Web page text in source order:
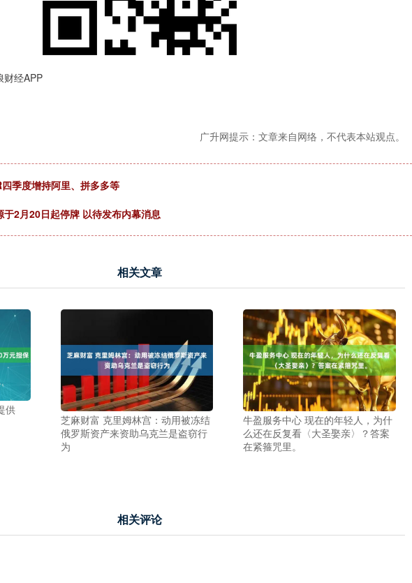
财经APP
广升网提示：文章来自网络，不代表本站观点。
季度增持阿里、拼多多等
2月20日起停牌 以待发布内幕消息
相关文章
供
芝麻财富 克里姆林宫：动用被冻结
俄罗斯资产来资助乌克兰是盗窃行
为
牛盈服务中心 现在的年轻人，为什
么还在反复看〈大圣娶亲〉？答案
在紧箍咒里。
相关评论